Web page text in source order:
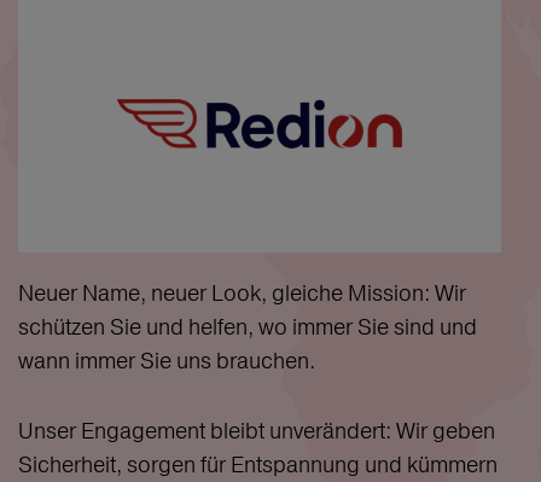
Neuer Name, neuer Look, gleiche Mission: Wir
schützen Sie und helfen, wo immer Sie sind und
wann immer Sie uns brauchen.
Unser Engagement bleibt unverändert: Wir geben
Sicherheit, sorgen für Entspannung und kümmern